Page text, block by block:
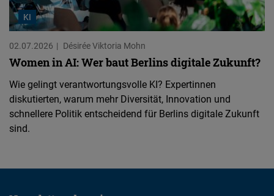
KI
02.07.2026 Désirée Viktoria Mohn
Women in AI: Wer baut Berlins digitale Zukunft?
Wie gelingt verantwortungsvolle KI? Expertinnen
diskutierten, warum mehr Diversität, Innovation und
schnellere Politik entscheidend für Berlins digitale Zukunft
sind.